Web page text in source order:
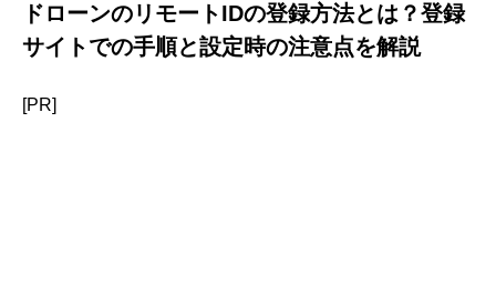
ドローンのリモートIDの登録方法とは？登録
サイトでの手順と設定時の注意点を解説
[PR]